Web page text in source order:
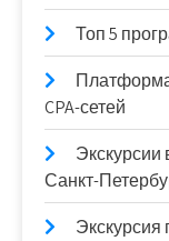
Топ 5
Платформа
CPA-сетей
Экскурсии
Санкт-